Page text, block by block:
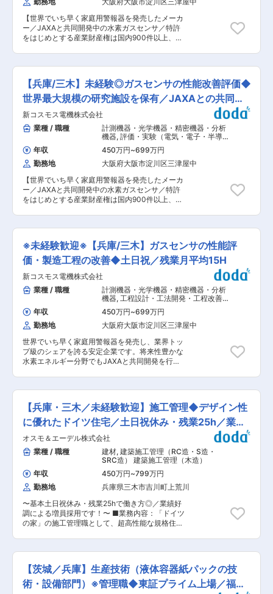
があります。 ■概要： ・同社は、1969年創業の
歯車メーカーです。主に産業ロボット向けの高精
度ギヤの製造、減速機用 ・ギヤの製造、産業用ロ
ボットのサブ組みを手掛けている。また、装置・
売も行い、歯車技術を基盤として、ユーザーに新
たな価値を提供する事を目指している。
工場拡張や生産能力向上に伴う新規設備導入に、
現場メンバーとして関与します。メーカーと連携
し立ち上げや現場定着をサポートします ◎設備メ
ーカーとの折衝対応 現場の使用状況や改善要望を
設備メーカーへ伝え、仕様調整や改善検討に携わ
ります ■扱うサービス 基礎化粧品、ヘアケア、
が在籍しており、製造・品質管理・技術部門が連
携しながら業務を進めています ■業務の魅力
2019・2025年に新工場が竣工するなど、最新設
備が導入された綺麗な工場で、多品種生産ならで
はの調整・判断を行いながら、モノづくりのやり
がいと幅広い設備知識を身につけられます。 ■教
育体制 入社後はOJTを中心に丁寧なフォローを実
施。資格取得支援制度や通信教育制度など、スキ
ルアップを支援する環境があります ■就業環境
完全週休2日制、年間休日126日、残業は月平均15
時間程度と、ワークライフバランスを保ちながら
働けます。育児支援制度も整っています ■想定さ
れるキャリアパス 経験を積んだ後は、ラインマネ
管理・技術系ポジションなど幅広いキャリアが描
けます ■企業の特徴 自社一貫体制による高品質
重する風土があります。安定した事業基盤のもと
工場拡大を進める成長フェーズにあります。 変更
の範囲：会社の定める業務
【世界でいち早く家庭用警報器を発売したメーカ
ー／JAXAと共同開発中の水素ガスセンサ／特許
をはじめとする産業財産権は国内900件以上、国
共有設備（ボイラ、空調、衛生関係等）の管理
（日常保守、修理、更新等）です。 管理手法とし
ては、自社での管理及び、メーカーや業者へ依頼
しての管理です ■新コスモス電機の働き方 ・平
均勤続年数17.1年 ・有休取得率71.1% ・育休／産
休復帰率100% ・離職率1.6％ ・休日日数年間125
日 ・正規雇用労働者の中途採用比率47% ・長期
就業が当たり前の風土が根付いています ■当社に
ついて ・世界最高水準の技術力でJAXAと共同開
発中の水素ガスセンサなども手掛け実績多数で
す。 ・充実した技術開発体制のもと、オンリーワ
ン商品の開発を進めています。 ・特許をはじめと
する産業財産権は、国内900件以上、国外20件以
上を取得しています。 ・「世界中のガス事故をな
くしたい」この思いからスタートした新コスモス
電機株式会社のガスセンサ開発は、今では、ご家
分野でも使われています。 また、中国・韓国・ア
メリカ・オランダに現地法人、台湾・タイに事務
所を構え、積極的に海外展開を進めています。
▼HPもぜひご覧ください▼ https://www.new-
cosmos.co.jp/recruit/ 変更の範囲：会社の定める
業務
【兵庫/三木】未経験◎ガスセンサの性能改善評価◆
世界最大規模の研究施設を保有／JAXAとの共同開
発も
新コスモス電機株式会社
業種 / 職種
計測機器・光学機器・精密機器・分析
機器, 評価・実験（電気・電子・半導
体） 分析・解析・測定・各種評価試験
（化学）
年収 450万円~699万円
勤務地
大阪府大阪市淀川区三津屋中
【世界でいち早く家庭用警報器を発売したメーカ
ー／JAXAと共同開発中の水素ガスセンサ／特許
をはじめとする産業財産権は国内900件以上、国
当社において、電気化学式ガスセンサの性能評
価・製造工程の改善業務をお任せします。未経験
の方も歓迎です。 ■職務内容 ・入社時に、ガス
センサやガスの特性など業務に必要な基礎知識を
習得後、電気化学式ガスセンサの性能評価や製造
工程上の改善課題に対応いただきます。 ■業務の
流れ （1）ガスセンサの性能改善評価 ・課題の確
認（顧客や製造工程内情報から入手） ・改善策の
検討と提案（原因の究明と対策立案） ・効果の確
認（性能評価とデータ整理） ・結果の報告（報告
書の取り纏めと報告会開催） （2）業務の進捗報
告 ・期初における年間計画の立案と報告 ・毎週
のミーティングにて状況報告 ・半期毎の進捗報告
■組織構成 センサ本部センサ技術部 ・部長：1
名、グループリーダー：2名、担当課長：2名、部
員：5名（年齢層：30代〜50代） ・固体センサ
術グループに配属予定です。 ■配属先のミッショ
ン ・ガスセンサの性能評価及び製造方法の改善改
良。 ・量産化に向けた製造工程設計管理及び製造
移管の支援。※ガスセンサに関する技術面の対応
を担っている。 ■当社について ・世界最高水準
の技術力でJAXAと共同開発中の水素ガスセンサ
なども手掛け実績多数です。 ・充実した技術開発
体制のもと、オンリーワン商品の開発を進めてい
ます。 ・特許をはじめとする産業財産権は、国内
900件以上、国外20件以上を取得しています。
・「世界中のガス事故をなくしたい」この思いか
らスタートした新コスモス電機株式会社のガスセ
ンサ開発は、今では、ご家庭をはじめ、工場・プ
開発事業といった最先端の分野でも使われていま
す。 ▼HPもぜひご覧ください▼
※未経験歓迎※【兵庫/三木】ガスセンサの性能評
価・製造工程の改善◆土日祝／残業月平均15H
新コスモス電機株式会社
業種 / 職種
計測機器・光学機器・精密機器・分析
機器, 工程設計・工法開発・工程改善・
IE（組立・アッセンブリ） 評価・実験
（電気・電子・半導体）
年収 450万円~699万円
勤務地
大阪府大阪市淀川区三津屋中
世界でいち早く家庭用警報器を発売し、業界トッ
プ級のシェアを誇る安定企業です。将来性豊かな
水素エネルギー分野でもJAXAと共同開発を行う
式ガスセンサの性能評価や、製造工程の改善業務
を担当します。 入社後はガスセンサの基礎知識や
ガスの特性を学ぶ研修からスタートするため、未
経験の方も安心です。 具体的には、顧客や製造現
場から寄せられる課題に対し、原因究明と対策の
立案を行います。センサの性能を最大限に引き出
し、より安全で高品質な製品を世に送り出すため
の重要な役割を担っていただきます。 ■業務イメ
ージ ・ガスセンサの性能改善評価 顧客や製造工
程から課題を確認し、原因究明と対策案を検討し
ます。性能評価とデータ整理を行い、効果を確認
後、報告書にまとめて報告会を実施します。 ・業
務の進捗報告 期初に年間計画を立案し、毎週のミ
ーティングで状況を共有します。半期ごとの進捗
報告を通じ、着実に目標達成を目指せる環境で
す。 ■案件・商材の説明 ご家庭の安全を守る警
ンサを扱います。国内900件以上の特許を持つ世
界最高水準の技術力が強みです。 ■所属組織の説
明 センサ本部センサ技術部電気化学センサ技術グ
【兵庫・三木／未経験歓迎】施工管理◆デザイン性
に優れたドイツ住宅／土日祝休み・残業25h／業績
好調◆
オスモ＆エーデル株式会社
業種 / 職種
建材, 建築施工管理（RC造・S造・
SRC造） 建築施工管理（木造）
年収
450万円~799万円
勤務地
兵庫県三木市吉川町上荒川
〜基本土日祝休み・残業25hで働き方◎／業績好
調による増員採用です！〜 ■業務内容：「ドイツ
の家」の施工管理職として、超高性能な規格住宅
らしを提供するやりがいのあるポジションです。
※ご志向に合わせ、設計や接客などもお任せして
いければと思います。 ▼主な業務内容 まずは補
助作業からお任せいたします。 ・現場管理 ・建
築申請や省エネ性能等の申請補助 ・設計図面の作
【茨城／兵庫】生産技術（液体容器紙パックの技
術・設備部門）※管理職◆東証プライム上場／福利